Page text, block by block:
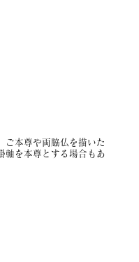
ご本尊や両脇仏を描いた
軸を本尊とする場合もあ